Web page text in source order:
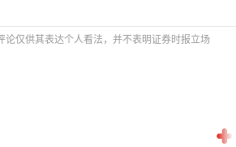
论仅供其表达个人看法，并不表明证券时报立场